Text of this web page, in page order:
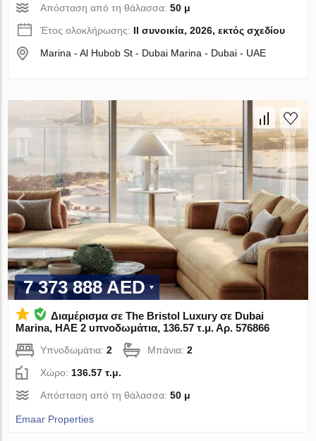
Απόσταση από τη θάλασσα:50 μ
Έτος ολοκλήρωσης: II συνοικία, 2026, εκτός σχεδίου
Marina - Al Hubob St - Dubai Marina - Dubai - UAE
7 373 888 AED
Διαμέρισμα σε The Bristol Luxury σε Dubai
Marina, ΗΑΕ 2 υπνοδωμάτια, 136.57 τ.μ. Αρ. 576866
Υπνοδωμάτια:2 Μπάνια:2
Χώρο:136.57 τ.μ.
Απόσταση από τη θάλασσα:50 μ
Emaar Properties